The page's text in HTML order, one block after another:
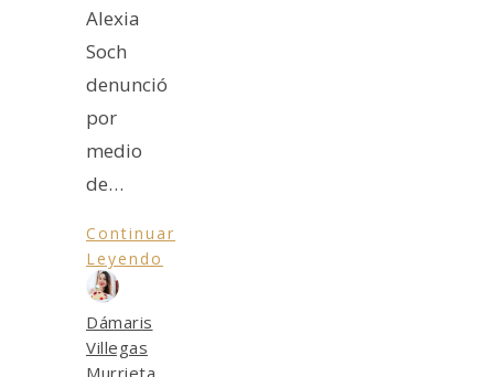
Alexia
Soch
denunció
por
medio
de…
Continuar
Leyendo
Dámaris
Villegas